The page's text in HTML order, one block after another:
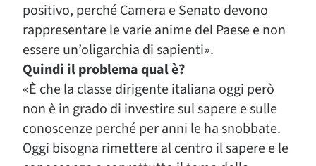
positivo, perché Camera e Senato devono
rappresentare le varie anime del Paese e non
essere un’oligarchia di sapienti».
Quindi il problema qual è?
«È che la classe dirigente italiana oggi però
non è in grado di investire sul sapere e sulle
conoscenze perché per anni le ha snobbate.
Oggi bisogna rimettere al centro il sapere e le